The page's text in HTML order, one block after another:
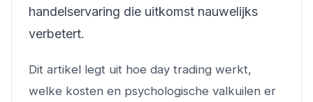
handelservaring die uitkomst nauwelijks
verbetert.
Dit artikel legt uit hoe day trading werkt,
welke kosten en psychologische valkuilen er